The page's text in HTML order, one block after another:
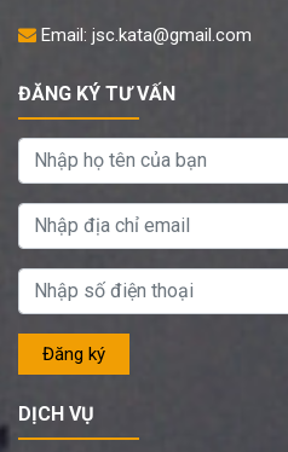
Email: jsc.kata@gmail.com
ĐĂNG KÝ TƯ VẤN
DỊCH VỤ